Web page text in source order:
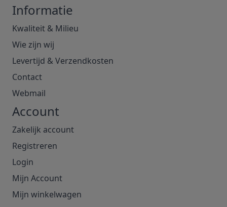
Informatie
Kwaliteit & Milieu
Wie zijn wij
Levertijd & Verzendkosten
Contact
Webmail
Account
Zakelijk account
Registreren
Login
Mijn Account
Mijn winkelwagen